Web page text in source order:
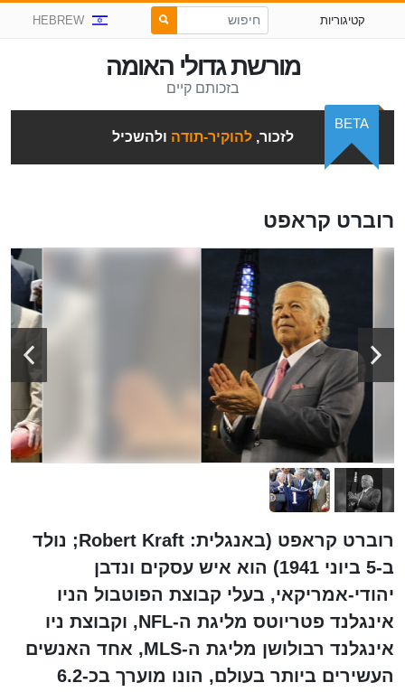
קטיגוריות HEBREW
מורשת גדולי האומה
בזכותם קיים
לזכור,להוקיר-תודה ולהשכיל
BETA
רוברט קראפט
רוברט קראפט (באנגלית: Robert Kraft; נולד
ב-5 ביוני 1941) הוא איש עסקים ונדבן
יהודי-אמריקאי, בעלי קבוצת הפוטבול הניו
אינגלנד פטריוטס מליגת ה-NFL, וקבוצת ניו
אינגלנד רבולושן מליגת ה-MLS, אחד האנשים
העשירים ביותר בעולם, הונו מוערך בכ-6.2